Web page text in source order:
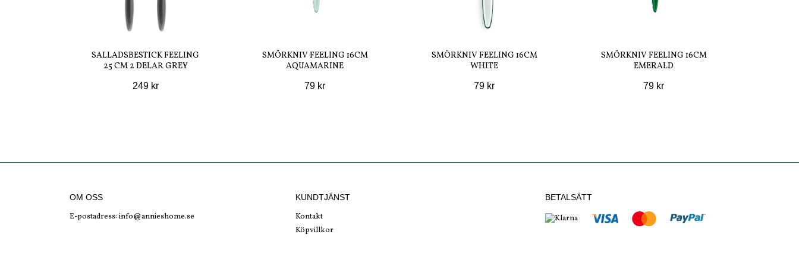
SALLADSBESTICK FEELING
25 CM 2 DELAR GREY
249 kr
SMÖRKNIV FEELING 16CM
AQUAMARINE
79 kr
SMÖRKNIV FEELING 16CM
WHITE
79 kr
SMÖRKNIV FEELING 16CM
EMERALD
79 kr
OM OSS
E-postadress: info@annieshome.se
KUNDTJÄNST
Kontakt
Köpvillkor
BETALSÄTT